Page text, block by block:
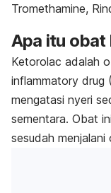
Tromethamine,
Apa itu obat
Ketorolac adalah
inflammatory drug
mengatasi nyeri
sementara. Obat
sesudah